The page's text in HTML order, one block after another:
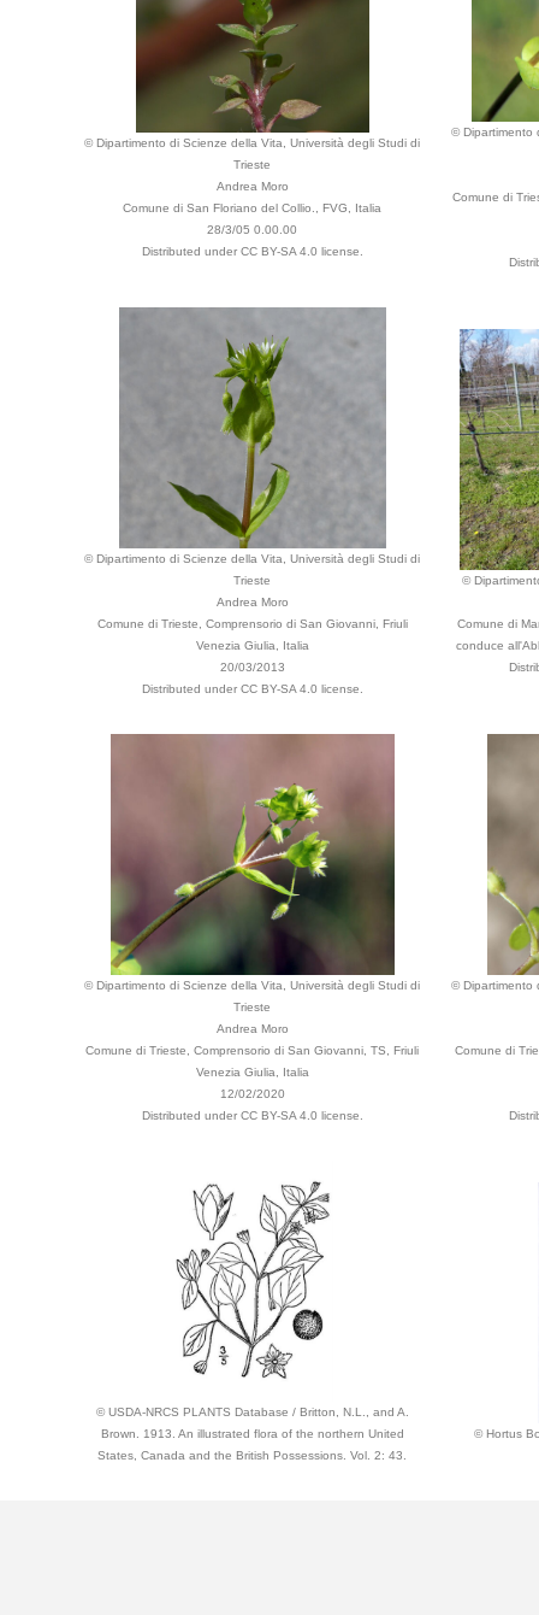
© Dipartimento di Scienze della Vita, Università degli Studi di
Trieste
Andrea Moro
Comune di San Floriano del Collio., FVG, Italia
28/3/05 0.00.00
Distributed under CC BY-SA 4.0 license.
© Dipartimento
Comune di
© Dipartimento di Scienze della Vita, Università degli Studi di
Trieste
Andrea Moro
Comune di Trieste, Comprensorio di San Giovanni, Friuli
Venezia Giulia, Italia
20/03/2013
Distributed under CC BY-SA 4.0 license.
©
Comune di
conduce
© Dipartimento di Scienze della Vita, Università degli Studi di
Trieste
Andrea Moro
Comune di Trieste, Comprensorio di San Giovanni, TS, Friuli
Venezia Giulia, Italia
12/02/2020
Distributed under CC BY-SA 4.0 license.
© Dipartimento
Comune di
© USDA-NRCS PLANTS Database / Britton, N.L., and A.
Brown. 1913. An illustrated flora of the northern United
States, Canada and the British Possessions. Vol. 2: 43.
© Hortus